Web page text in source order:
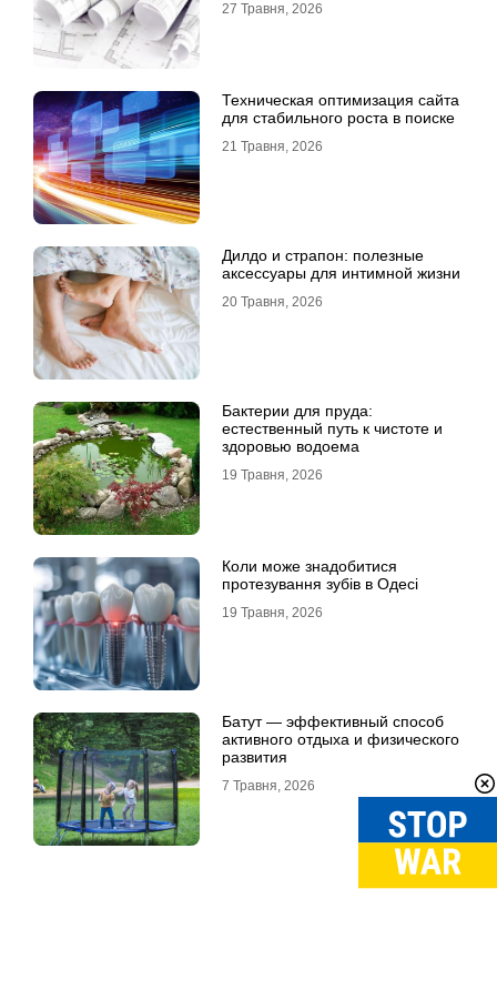
27 Травня, 2026
Техническая оптимизация сайта
для стабильного роста в поиске
21 Травня, 2026
Дилдо и страпон: полезные
аксессуары для интимной жизни
20 Травня, 2026
Бактерии для пруда:
естественный путь к чистоте и
здоровью водоема
19 Травня, 2026
Коли може знадобитися
протезування зубів в Одесі
19 Травня, 2026
Батут — эффективный способ
активного отдыха и физического
развития
7 Травня, 2026